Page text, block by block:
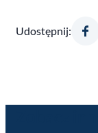
Udostępnij: